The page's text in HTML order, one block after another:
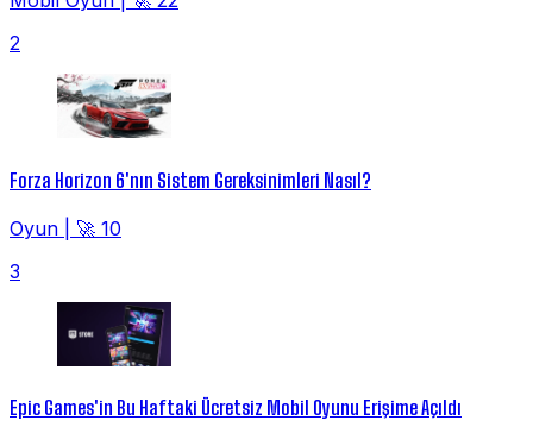
2
Forza Horizon 6'nın Sistem Gereksinimleri Nasıl?
Oyun
🚀 10
3
Epic Games'in Bu Haftaki Ücretsiz Mobil Oyunu Erişime Açıldı